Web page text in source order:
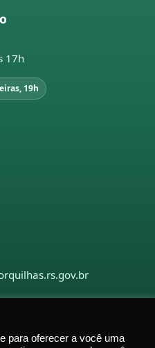
17h
19h
para oferecer a você uma